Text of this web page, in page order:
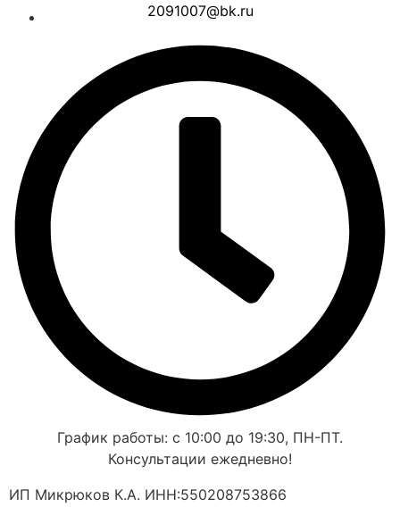
2091007@bk.ru
График работы: с 10:00 до 19:30, ПН-ПТ.
Консультации ежедневно!
ИП Микрюков К.А. ИНН:550208753866